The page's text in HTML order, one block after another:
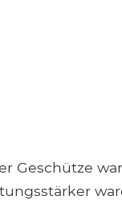
Geschütze